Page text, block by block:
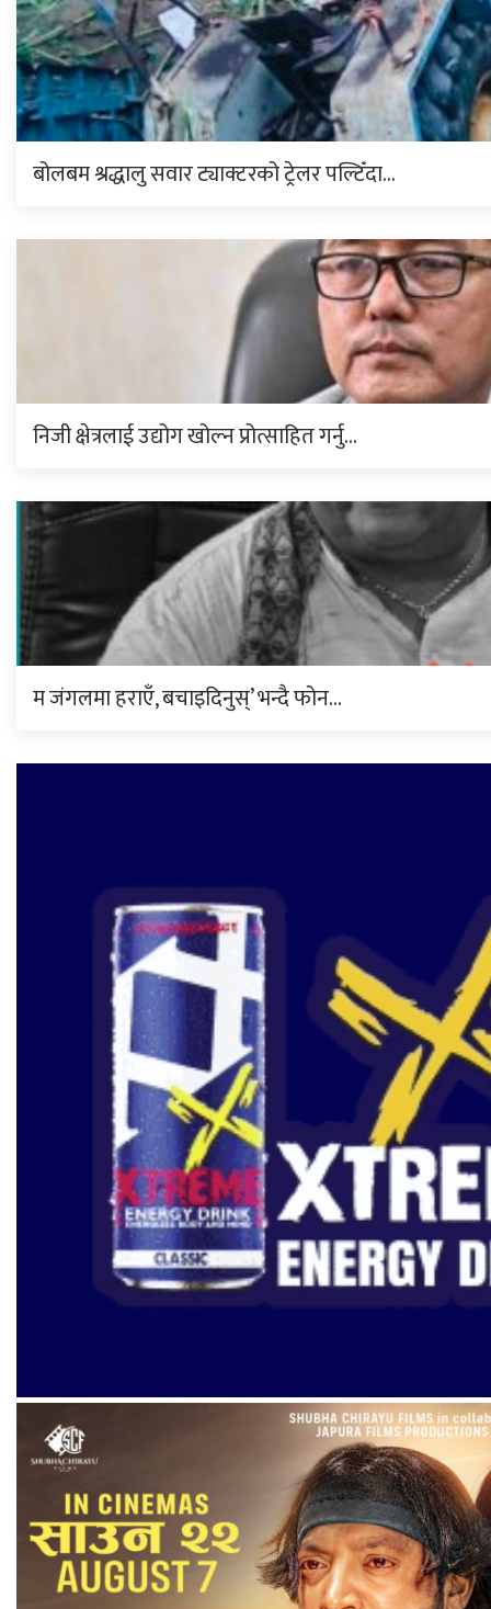
बोलबम श्रद्धालु सवार ट्याक्टरको ट्रेलर पल्टिँदा…
निजी क्षेत्रलाई उद्योग खोल्न प्रोत्साहित गर्नु…
म जंगलमा हराएँ, बचाइदिनुस्’ भन्दै फोन…